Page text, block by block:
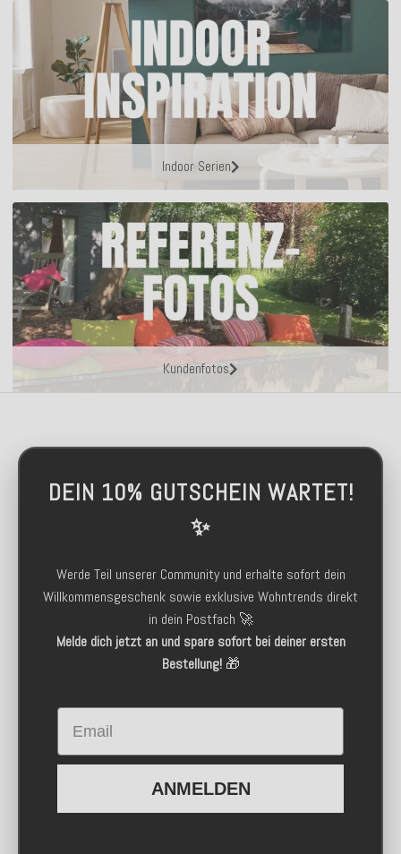
Indoor Serien
Kundenfotos
DEIN 10% GUTSCHEIN WARTET!
✨
Werde Teil unserer Community und erhalte sofort dein
Willkommensgeschenk sowie exklusive Wohntrends direkt
in dein Postfach 🚀
Melde dich jetzt an und spare sofort bei deiner ersten
Bestellung!🎁
Email
ANMELDEN